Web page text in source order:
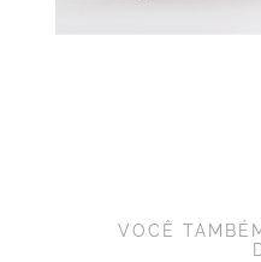
VOCÊ